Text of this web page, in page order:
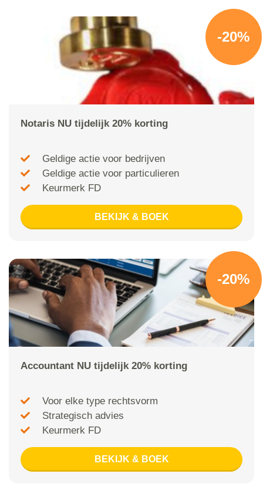
-20%
Notaris NU tijdelijk 20% korting
Geldige actie voor bedrijven
Geldige actie voor particulieren
Keurmerk FD
BEKIJK & BOEK
-20%
Accountant NU tijdelijk 20% korting
Voor elke type rechtsvorm
Strategisch advies
Keurmerk FD
BEKIJK & BOEK